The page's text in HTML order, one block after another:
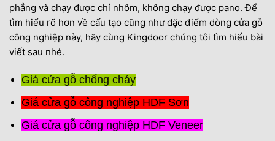
phẳng và chạy được chỉ nhôm, không chạy được pano. Để
tìm hiểu rõ hơn về cấu tạo cũng như đặc điểm dòng cửa gỗ
công nghiệp này, hãy cùng Kingdoor chúng tôi tìm hiểu bài
viết sau nhé.
Giá cửa gỗ chống cháy
Giá cửa gỗ công nghiệp HDF Sơn
Giá cửa gỗ công nghiệp HDF Veneer